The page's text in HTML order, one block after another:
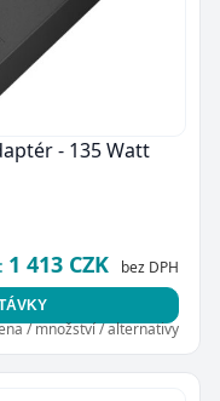
- 135 Watt
1 413 CZK bez DPH
/ množství / alternativy